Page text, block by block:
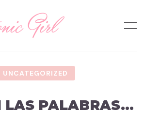
UNCATEGORIZED
LAS PALABRAS…